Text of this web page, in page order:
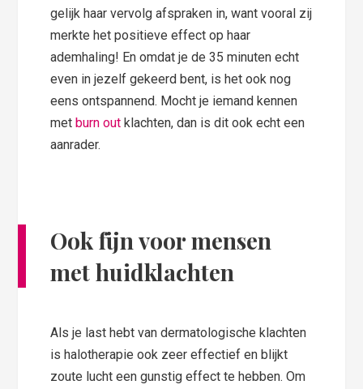
gelijk haar vervolg afspraken in, want vooral zij
merkte het positieve effect op haar
ademhaling! En omdat je de 35 minuten echt
even in jezelf gekeerd bent, is het ook nog
eens ontspannend. Mocht je iemand kennen
metburn out klachten, dan is dit ook echt een
aanrader.
Ook fijn voor mensen
met huidklachten
Als je last hebt van dermatologische klachten
is halotherapie ook zeer effectief en blijkt
zoute lucht een gunstig effect te hebben. Om